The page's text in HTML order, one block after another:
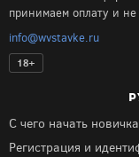
принимаем оплату и
info@wvstavke.ru
18+
С чего начать
Регистрация и